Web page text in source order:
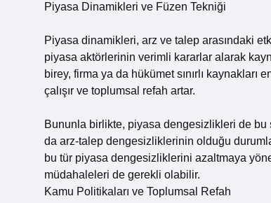
Piyasa Dinamikleri ve Füzen Tekniği
Piyasa dinamikleri, arz ve talep arasındaki
piyasa aktörlerinin verimli kararlar alarak
birey, firma ya da hükümet sınırlı
çalışır ve toplumsal refah artar.
Bununla birlikte, piyasa dengesizlikleri de
da arz-talep dengesizliklerinin olduğu
bu tür piyasa dengesizliklerini azaltmaya
müdahaleleri de gerekli olabilir.
Kamu Politikaları ve Toplumsal Refah